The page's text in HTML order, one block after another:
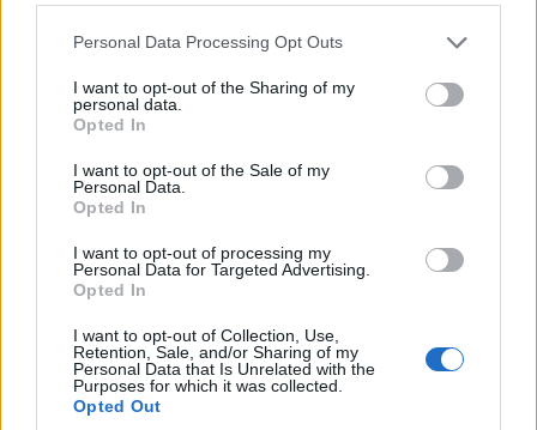
rechazar tal procesamiento. Puede cambiar sus preferencias
a este sitio y haciendo clic en el botón "Privacidad" en la
parte inferior de la página web.
Please note that this website/app uses one or more Google
services and may gather and store information including but
not limited to your visit or usage behaviour. You may click to
use your data for below specified purposes in below Google
consent section.
Personal Data Processing Opt Outs
I want to opt-out of the Sharing of my
personal data.
Opted In
I want to opt-out of the Sale of my
Personal Data.
Opted In
I want to opt-out of processing my
Personal Data for Targeted Advertising.
Opted In
I want to opt-out of Collection, Use,
Retention, Sale, and/or Sharing of my
Personal Data that Is Unrelated with the
Purposes for which it was collected.
Opted Out
del fútbol.
TE RECOMENDAMOS